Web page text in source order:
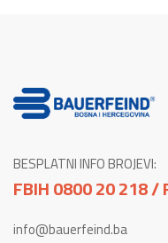
BESPLATNI INFO BROJEVI:
FBIH 0800 20 218 /
info@bauerfeind.ba